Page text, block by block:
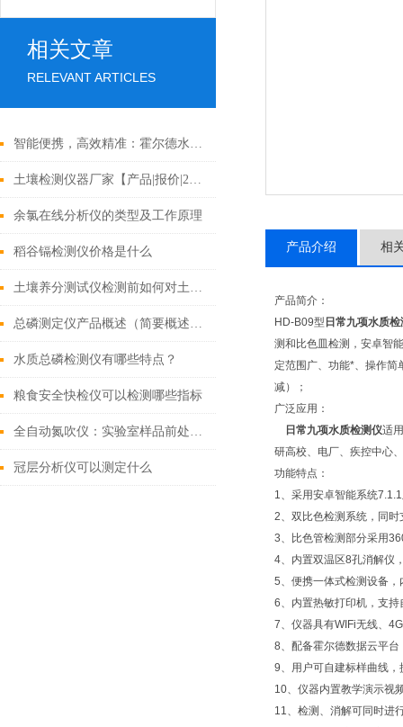
相关文章
RELEVANT ARTICLES
智能便携，高效精准：霍尔德水质高锰酸盐指数测定仪重塑水质监测新格局
土壤检测仪器厂家【产品|报价|2020仪器厂家推荐】
余氯在线分析仪的类型及工作原理
稻谷镉检测仪价格是什么
土壤养分测试仪检测前如何对土壤样品进行处理
总磷测定仪产品概述（简要概述总磷测定仪的功能特点）
水质总磷检测仪有哪些特点？
粮食安全快检仪可以检测哪些指标
全自动氮吹仪：实验室样品前处理领域的革新利器
冠层分析仪可以测定什么
产品介绍 相
产品简介：
HD-B09型 日常九项水质
测和比色皿检测，安卓智
定范围广、功能*、操作简
减）；
广泛应用：
日常九项水质检测仪适
研高校、电厂、疾控中心
功能特点：
1、采用安卓智能系统
2、双比色检测系统，同
3、比色管检测部分采用
4、内置双温区8孔消解仪
5、便携一体式检测设备
6、内置热敏打印机，支
7、仪器具有WIFi无线、
8、配备霍尔德数据云平
9、用户可自建标样曲线
10、仪器内置教学演示视
11、检测、消解可同时进